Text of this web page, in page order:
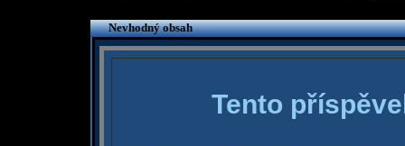
Nevhodný obsah
Tento